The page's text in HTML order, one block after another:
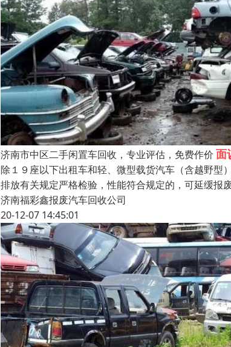
济南市中区二手闲置车回收，专业评估，免费作价 面
除１９座以下出租车和轻、微型载货汽车（含越野型
排放有关规定严格检验，性能符合规定的，可延缓报
济南福彩鑫报废汽车回收公司
20-12-07 14:45:01